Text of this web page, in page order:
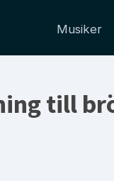
Musiker
till